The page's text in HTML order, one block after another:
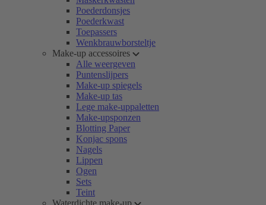
Poederdonsjes
Poederkwast
Toepassers
Wenkbrauwborsteltje
Make-up accessoires
Alle weergeven
Puntenslijpers
Make-up spiegels
Make-up tas
Lege make-uppaletten
Make-upsponzen
Blotting Paper
Konjac spons
Nagels
Lippen
Ogen
Sets
Teint
Waterdichte make-up